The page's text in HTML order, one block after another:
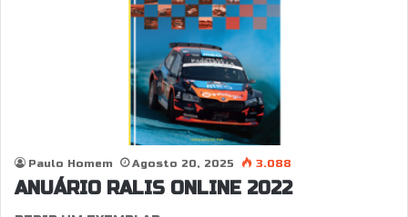
Paulo Homem Agosto 20, 2025 3.088
ANUÁRIO RALIS ONLINE 2022